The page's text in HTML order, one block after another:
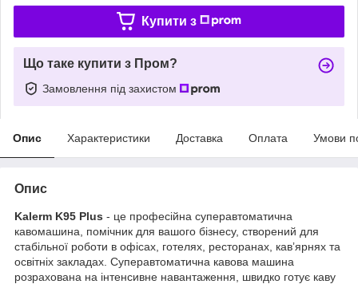
Купити з
Що таке купити з Пром?
Замовлення під захистом
Опис Характеристики Доставка Оплата Умови
Опис
Kalerm K95 Plus - це професійна суперавтоматична
кавомашина, помічник для вашого бізнесу, створений для
стабільної роботи в офісах, готелях, ресторанах, кавʼярнях та
освітніх закладах. Суперавтоматична кавова машина
розрахована на інтенсивне навантаження, швидко готує каву